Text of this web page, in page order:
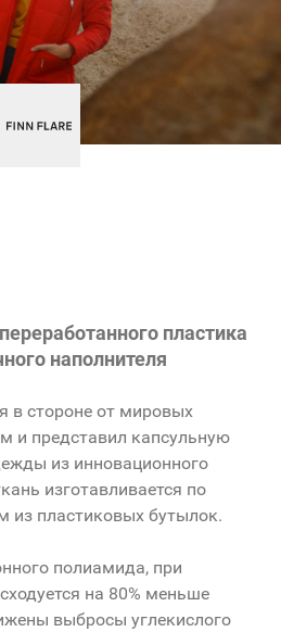
пластика
наполнителя
в стороне от мировых
и представил капсульную
из инновационного
изготавливается по
из пластиковых бутылок.
полиамида, при
на 80% меньше
выбросы углекислого